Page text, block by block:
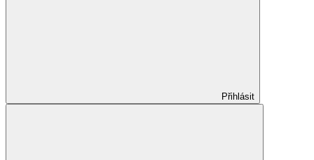
Přihlásit